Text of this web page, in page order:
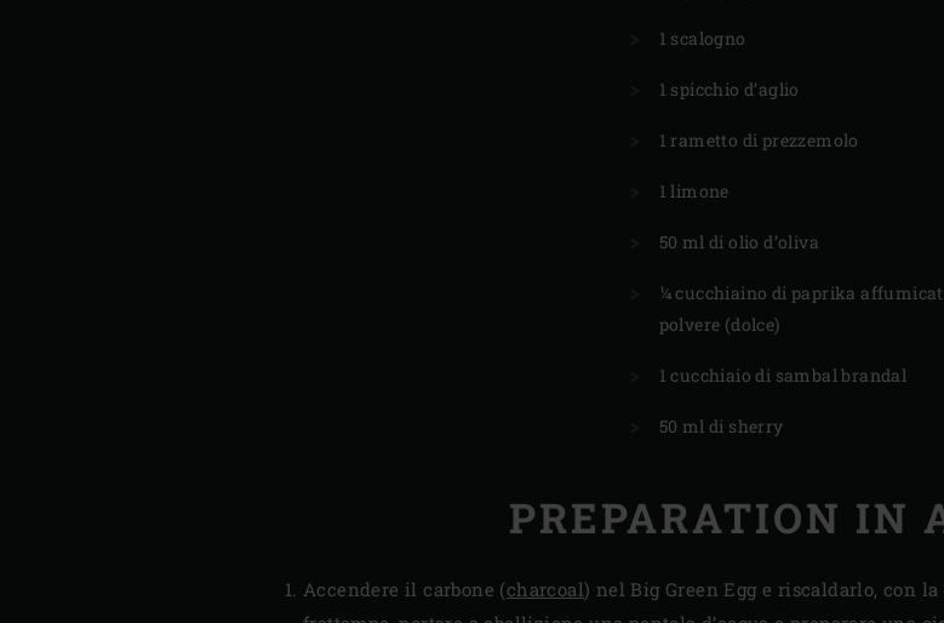
1 scalogno
1 spicchio d’aglio
1 rametto di prezzemolo
1 limone
50 ml di olio d’oliva
¼ cucchiaino di paprika
polvere (dolce)
1 cucchiaio di sambal brandal
50 ml di sherry
PREPARATION IN
Accendere il carbone (charcoal) nel Big Green Egg e riscaldarlo, con